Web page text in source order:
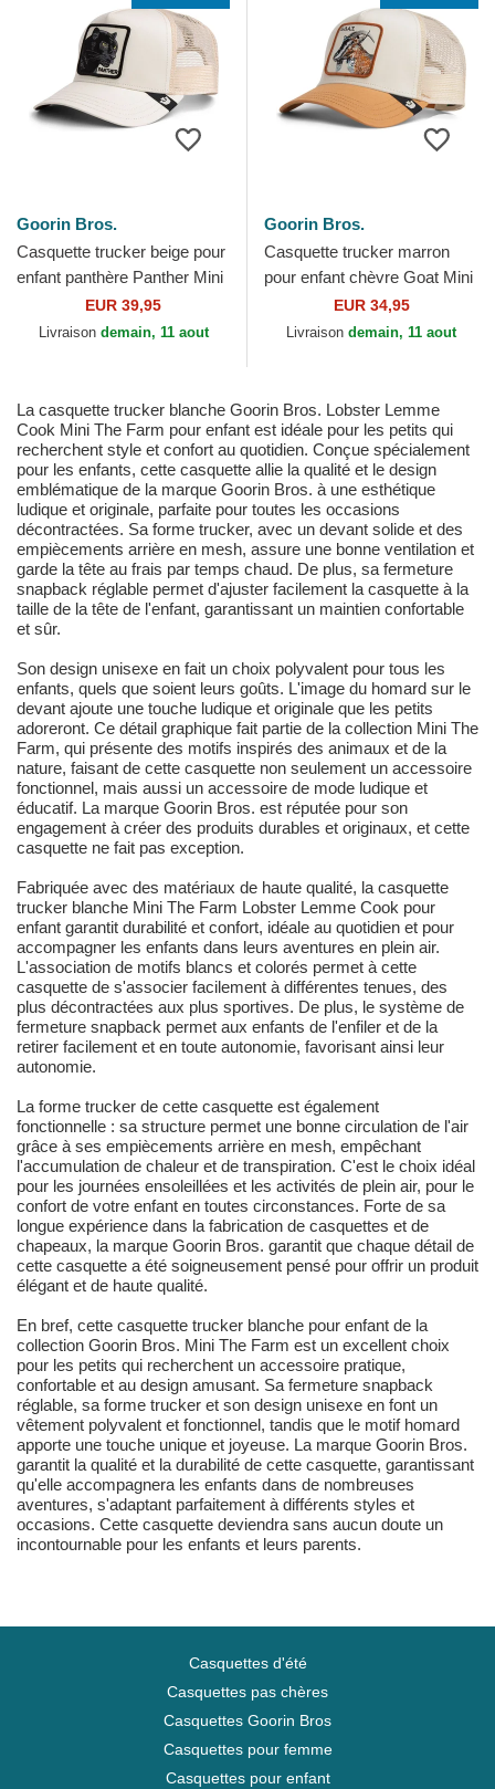
Goorin Bros.
Casquette trucker beige pour
enfant panthère Panther Mini
The Farm Goorin Bros.
EUR 39,95
Livraison demain, 11 aout
Goorin Bros.
Casquette trucker marron
pour enfant chèvre Goat Mini
The Farm Goorin Bros.
EUR 34,95
Livraison demain, 11 aout
La casquette trucker blanche Goorin Bros. Lobster Lemme
Cook Mini The Farm pour enfant est idéale pour les petits qui
recherchent style et confort au quotidien. Conçue spécialement
pour les enfants, cette casquette allie la qualité et le design
emblématique de la marque Goorin Bros. à une esthétique
ludique et originale, parfaite pour toutes les occasions
décontractées. Sa forme trucker, avec un devant solide et des
empiècements arrière en mesh, assure une bonne ventilation et
garde la tête au frais par temps chaud. De plus, sa fermeture
snapback réglable permet d'ajuster facilement la casquette à la
taille de la tête de l'enfant, garantissant un maintien confortable
et sûr.
Son design unisexe en fait un choix polyvalent pour tous les
enfants, quels que soient leurs goûts. L'image du homard sur le
devant ajoute une touche ludique et originale que les petits
adoreront. Ce détail graphique fait partie de la collection Mini The
Farm, qui présente des motifs inspirés des animaux et de la
nature, faisant de cette casquette non seulement un accessoire
fonctionnel, mais aussi un accessoire de mode ludique et
éducatif. La marque Goorin Bros. est réputée pour son
engagement à créer des produits durables et originaux, et cette
casquette ne fait pas exception.
Fabriquée avec des matériaux de haute qualité, la casquette
trucker blanche Mini The Farm Lobster Lemme Cook pour
enfant garantit durabilité et confort, idéale au quotidien et pour
accompagner les enfants dans leurs aventures en plein air.
L'association de motifs blancs et colorés permet à cette
casquette de s'associer facilement à différentes tenues, des
plus décontractées aux plus sportives. De plus, le système de
fermeture snapback permet aux enfants de l'enfiler et de la
retirer facilement et en toute autonomie, favorisant ainsi leur
autonomie.
La forme trucker de cette casquette est également
fonctionnelle : sa structure permet une bonne circulation de l'air
grâce à ses empiècements arrière en mesh, empêchant
l'accumulation de chaleur et de transpiration. C'est le choix idéal
pour les journées ensoleillées et les activités de plein air, pour le
confort de votre enfant en toutes circonstances. Forte de sa
longue expérience dans la fabrication de casquettes et de
chapeaux, la marque Goorin Bros. garantit que chaque détail de
cette casquette a été soigneusement pensé pour offrir un produit
élégant et de haute qualité.
En bref, cette casquette trucker blanche pour enfant de la
collection Goorin Bros. Mini The Farm est un excellent choix
pour les petits qui recherchent un accessoire pratique,
confortable et au design amusant. Sa fermeture snapback
réglable, sa forme trucker et son design unisexe en font un
vêtement polyvalent et fonctionnel, tandis que le motif homard
apporte une touche unique et joyeuse. La marque Goorin Bros.
garantit la qualité et la durabilité de cette casquette, garantissant
qu'elle accompagnera les enfants dans de nombreuses
aventures, s'adaptant parfaitement à différents styles et
occasions. Cette casquette deviendra sans aucun doute un
incontournable pour les enfants et leurs parents.
Casquettes d'été
Casquettes pas chères
Casquettes Goorin Bros
Casquettes pour femme
Casquettes pour enfant